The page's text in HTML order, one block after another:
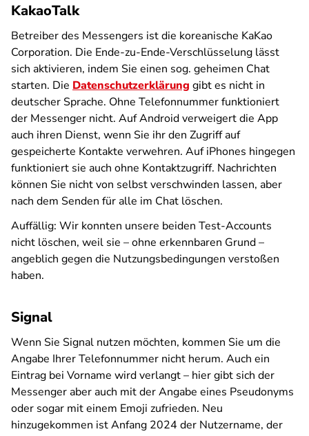
KakaoTalk
Betreiber des Messengers ist die koreanische KaKao
Corporation. Die Ende-zu-Ende-Verschlüsselung lässt
sich aktivieren, indem Sie einen sog. geheimen Chat
starten. Die Datenschutzerklärung gibt es nicht in
deutscher Sprache. Ohne Telefonnummer funktioniert
der Messenger nicht. Auf Android verweigert die App
auch ihren Dienst, wenn Sie ihr den Zugriff auf
gespeicherte Kontakte verwehren. Auf iPhones hingegen
funktioniert sie auch ohne Kontaktzugriff. Nachrichten
können Sie nicht von selbst verschwinden lassen, aber
nach dem Senden für alle im Chat löschen.
Auffällig: Wir konnten unsere beiden Test-Accounts
nicht löschen, weil sie – ohne erkennbaren Grund –
angeblich gegen die Nutzungsbedingungen verstoßen
haben.
Signal
Wenn Sie Signal nutzen möchten, kommen Sie um die
Angabe Ihrer Telefonnummer nicht herum. Auch ein
Eintrag bei Vorname wird verlangt – hier gibt sich der
Messenger aber auch mit der Angabe eines Pseudonyms
oder sogar mit einem Emoji zufrieden. Neu
hinzugekommen ist Anfang 2024 der Nutzername, der